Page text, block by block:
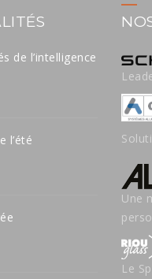
de l’intelligence
l’été
Une
Le